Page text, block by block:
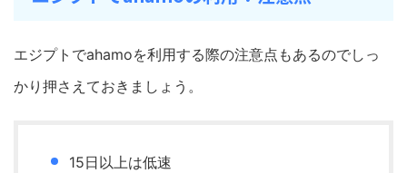
エジプトでahamoを利用する際の注意点もあるのでしっ
かり押さえておきましょう。
15日以上は低速